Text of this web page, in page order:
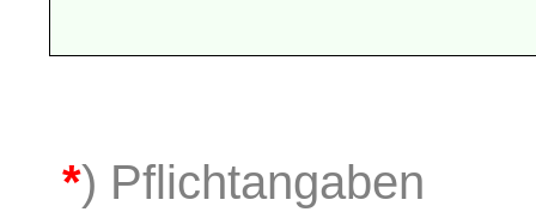
*) Pflichtangaben